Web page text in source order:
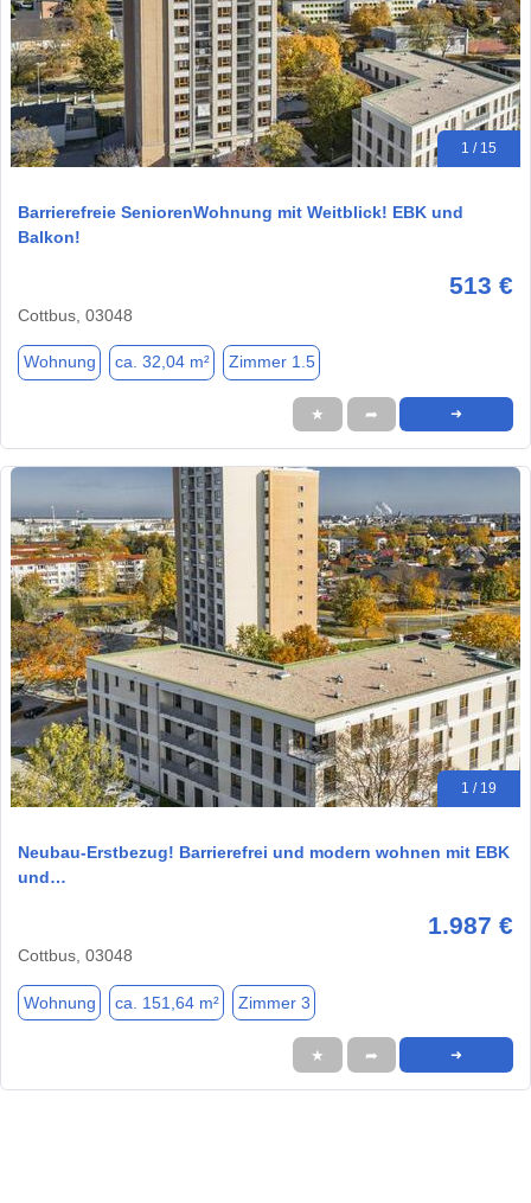
1 / 15
Barrierefreie SeniorenWohnung mit Weitblick! EBK und
Balkon!
513 €
Cottbus, 03048
Wohnung ca. 32,04 m² Zimmer 1.5
★ ➦ ➜
1 / 19
Neubau-Erstbezug! Barrierefrei und modern wohnen mit EBK
und…
1.987 €
Cottbus, 03048
Wohnung ca. 151,64 m² Zimmer 3
★ ➦ ➜